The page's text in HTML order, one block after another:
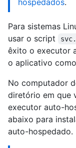
hospedados.
Para sistemas
usar o script
êxito o executor
o aplicativo
No computador
diretório em que
executor auto-
abaixo para
auto-hospedado.